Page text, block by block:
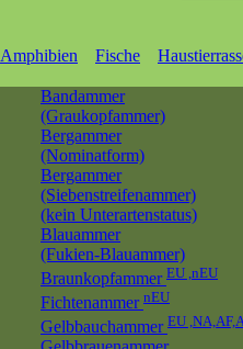
Amphibien Fische
Bandammer
(Graukopfammer)
Bergammer
(Nominatform)
Bergammer
(Siebenstreifenammer)
(kein Unterartenstatus)
Blauammer
(Fukien-Blauammer)
Braunkopfammer EU ,nEU
Fichtenammer nEU
Gelbbauchammer EU